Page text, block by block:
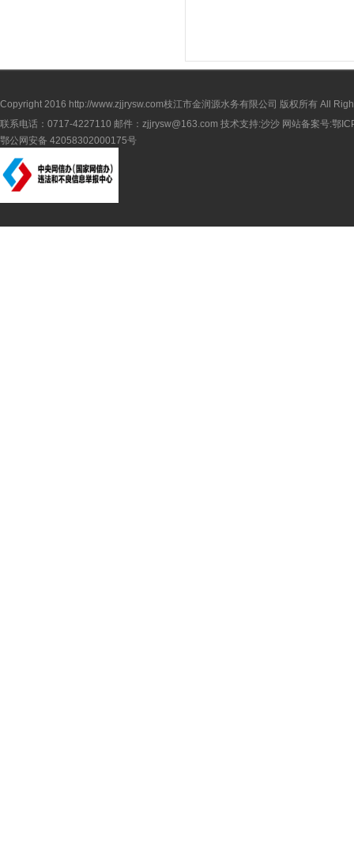
Copyright 2016 http://www.zjjrysw.com枝江市金润源水务有限公司 版权所有 All
联系电话：0717-4227110 邮件：zjjrysw@163.com 技术支持:沙沙 网站备案号:鄂
鄂公网安备 42058302000175号